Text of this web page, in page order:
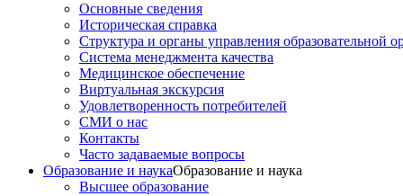
Основные сведения
Историческая справка
Структура и органы управления образовательной
Система менеджмента качества
Медицинское обеспечение
Виртуальная экскурсия
Удовлетворенность потребителей
СМИ о нас
Контакты
Часто задаваемые вопросы
Образование и наукаОбразование и наука
Высшее образование